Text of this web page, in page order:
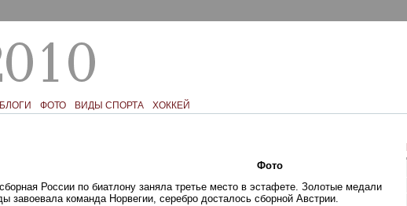
БЛОГИ ФОТО ВИДЫ СПОРТА ХОККЕЙ
Фото
России по биатлону заняла третье место в эстафете. Золотые медали
завоевала команда Норвегии, серебро досталось сборной Австрии.